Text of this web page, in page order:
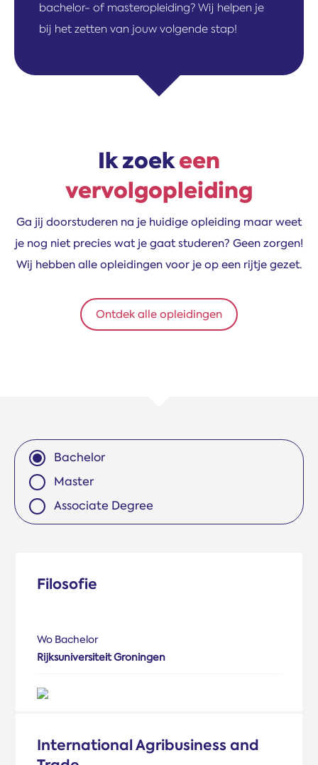
bachelor- of masteropleiding? Wij helpen je
bij het zetten van jouw volgende stap!
Ik zoekeen
vervolgopleiding
Ga jij doorstuderen na je huidige opleiding maar weet
je nog niet precies wat je gaat studeren? Geen zorgen!
Wij hebben alle opleidingen voor je op een rijtje gezet.
Ontdek alle opleidingen
Bachelor
Master
Associate Degree
Filosofie
Wo Bachelor
Rijksuniversiteit Groningen
International Agribusiness and